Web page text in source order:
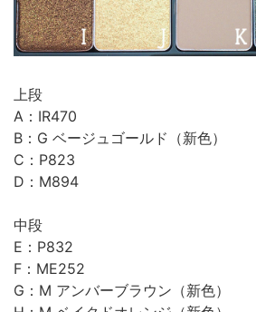
上段
A：IR470
B：G ベージュゴールド（新色）
C：P823
D：M894
中段
E：P832
F：ME252
G：M アンバーブラウン（新色）